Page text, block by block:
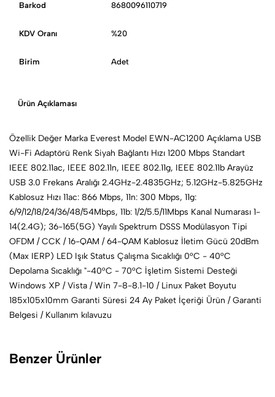
Barkod 8680096110719
KDV Oranı %20
Birim Adet
Ürün Açıklaması
Özellik Değer Marka Everest Model EWN-AC1200 Açıklama USB
Wi-Fi Adaptörü Renk Siyah Bağlantı Hızı 1200 Mbps Standart
IEEE 802.11ac, IEEE 802.11n, IEEE 802.11g, IEEE 802.11b Arayüz
USB 3.0 Frekans Aralığı 2.4GHz-2.4835GHz; 5.12GHz-5.825GHz
Kablosuz Hızı 11ac: 866 Mbps, 11n: 300 Mbps, 11g:
6/9/12/18/24/36/48/54Mbps, 11b: 1/2/5.5/11Mbps Kanal Numarası 1-
14(2.4G); 36-165(5G) Yayılı Spektrum DSSS Modülasyon Tipi
OFDM / CCK / 16-QAM / 64-QAM Kablosuz İletim Gücü 20dBm
(Max IERP) LED Işık Status Çalışma Sıcaklığı 0°C - 40°C
Depolama Sıcaklığı "-40°C - 70°C İşletim Sistemi Desteği
Windows XP / Vista / Win 7-8-8.1-10 / Linux Paket Boyutu
185x105x10mm Garanti Süresi 24 Ay Paket İçeriği Ürün / Garanti
Belgesi / Kullanım kılavuzu
Benzer Ürünler